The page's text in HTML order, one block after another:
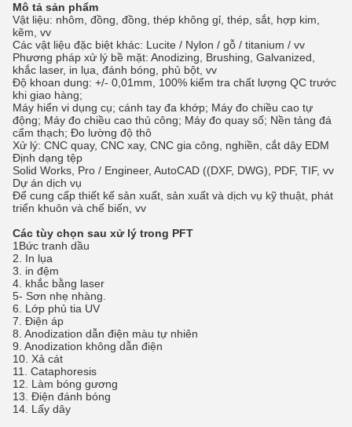
Mô tả sản phẩm
Vật liệu: nhôm, đồng, đồng, thép không gỉ, thép, sắt, hợp kim,
kẽm, vv
Các vật liệu đặc biệt khác: Lucite / Nylon / gỗ / titanium / vv
Phương pháp xử lý bề mặt: Anodizing, Brushing, Galvanized,
khắc laser, in lụa, đánh bóng, phủ bột, vv
Độ khoan dung: +/- 0,01mm, 100% kiểm tra chất lượng QC trước
khi giao hàng;
Máy hiển vi dụng cụ; cánh tay đa khớp; Máy đo chiều cao tự
động; Máy đo chiều cao thủ công; Máy đo quay số; Nền tảng đá
cẩm thạch; Đo lường độ thô
Xử lý: CNC quay, CNC xay, CNC gia công, nghiền, cắt dây EDM
Định dạng tệp
Solid Works, Pro / Engineer, AutoCAD ((DXF, DWG), PDF, TIF, vv
Dự án dịch vụ
Để cung cấp thiết kế sản xuất, sản xuất và dịch vụ kỹ thuật, phát
triển khuôn và chế biến, vv
Các tùy chọn sau xử lý trong PFT
1Bức tranh dầu
2. In lụa
3. in đệm
4. khắc bằng laser
5- Sơn nhẹ nhàng.
6. Lớp phủ tia UV
7. Điện áp
8. Anodization dẫn điện màu tự nhiên
9. Anodization không dẫn điện
10. Xả cát
11. Cataphoresis
12. Làm bóng gương
13. Điện đánh bóng
14. Lấy dây